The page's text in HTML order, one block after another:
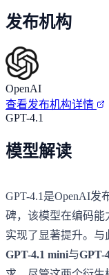
发布机构
OpenAI
查看发布机构详情
GPT-4.1
模型解读
GPT-4.1是OpenAI
碑，该模型在编码能
实现了显著提升。与
GPT-4.1 mini与GPT-